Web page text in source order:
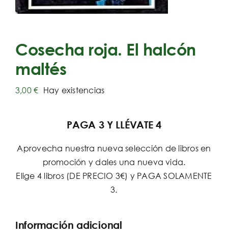
Cosecha roja. El halcón
maltés
3,00€ Hay existencias
PAGA 3 Y LLÉVATE 4
Aprovecha nuestra nueva selección de libros en
promoción y dales una nueva vida.
Elige 4 libros (DE PRECIO 3€) y PAGA SOLAMENTE
3.
Información adicional